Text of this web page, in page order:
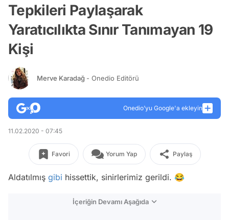
Tepkileri Paylaşarak
Yaratıcılıkta Sınır Tanımayan 19
Kişi
Merve Karadağ - Onedio Editörü
Onedio’yu Google'a ekleyin
11.02.2020 - 07:45
Favori Yorum Yap Paylaş
Aldatılmış gibi hissettik, sinirlerimiz gerildi. 😂
İçeriğin Devamı Aşağıda